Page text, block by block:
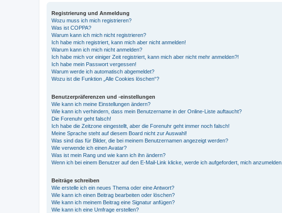
Registrierung und Anmeldung
Wozu muss ich mich registrieren?
Was ist COPPA?
Warum kann ich mich nicht registrieren?
Ich habe mich registriert, kann mich aber nicht anmelden!
Warum kann ich mich nicht anmelden?
Ich habe mich vor einiger Zeit registriert, kann mich aber nicht mehr anmelden?!
Ich habe mein Passwort vergessen!
Warum werde ich automatisch abgemeldet?
Wozu ist die Funktion „Alle Cookies löschen“?
Benutzerpräferenzen und -einstellungen
Wie kann ich meine Einstellungen ändern?
Wie kann ich verhindern, dass mein Benutzername in der Online-Liste auftaucht?
Die Forenuhr geht falsch!
Ich habe die Zeitzone eingestellt, aber die Forenuhr geht immer noch falsch!
Meine Sprache steht auf diesem Board nicht zur Auswahl!
Was sind das für Bilder, die bei meinem Benutzernamen angezeigt werden?
Wie verwende ich einen Avatar?
Was ist mein Rang und wie kann ich ihn ändern?
Wenn ich bei einem Benutzer auf den E-Mail-Link klicke, werde ich aufgefordert, mich anzumelden.
Beiträge schreiben
Wie erstelle ich ein neues Thema oder eine Antwort?
Wie kann ich einen Beitrag bearbeiten oder löschen?
Wie kann ich meinem Beitrag eine Signatur anfügen?
Wie kann ich eine Umfrage erstellen?